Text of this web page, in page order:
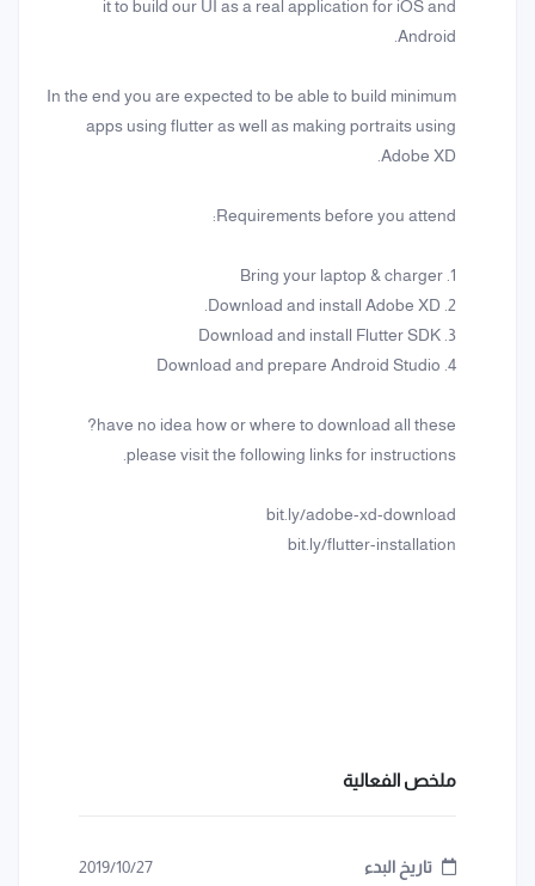
it to build our UI as a real application for iOS and
Android.
In the end you are expected to be able to build minimum
apps using flutter as well as making portraits using
Adobe XD.
Requirements before you attend:
1. Bring your laptop & charger
2. Download and install Adobe XD.
3. Download and install Flutter SDK
4. Download and prepare Android Studio
have no idea how or where to download all these?
please visit the following links for instructions.
bit.ly/adobe-xd-download
bit.ly/flutter-installation
ملخص الفعالية
تاريخ البدء
2019/10/27